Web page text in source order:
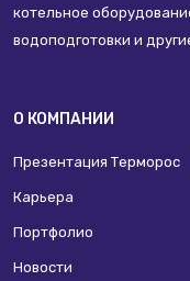
котельное
водоподготовки и
О КОМПАНИИ
Презентация Терморос
Карьера
Портфолио
Новости